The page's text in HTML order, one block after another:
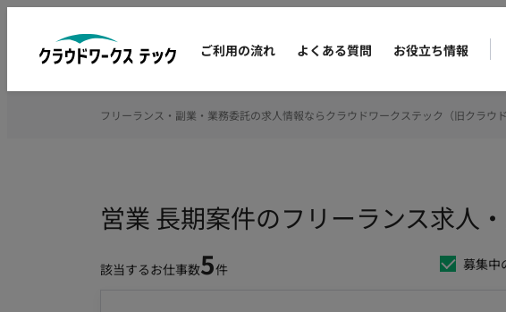
ご利用の流れ よくある質問 お役立ち情報
営業 長期案件のフリーランス求人
該当するお仕事数5件 募集中
フリーランス・副業・業務委託の求人情報ならクラウドワークステック（旧クラウド